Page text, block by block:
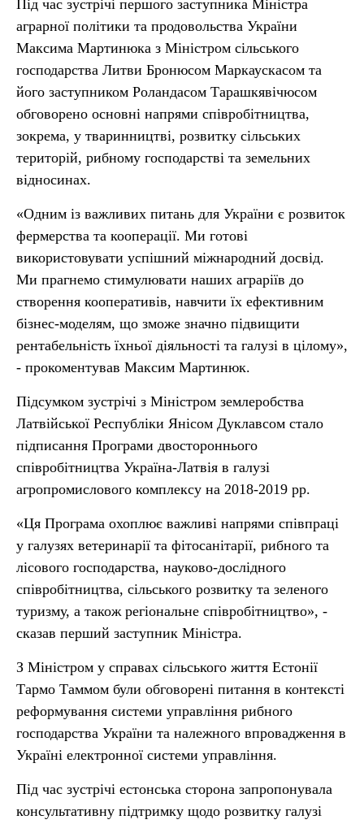
Під час зустрічі першого заступника Міністра
аграрної політики та продовольства України
Максима Мартинюка з Міністром сільського
господарства Литви Бронюсом Маркаускасом та
його заступником Роландасом Тарашкявічюсом
обговорено основні напрями співробітництва,
зокрема, у тваринництві, розвитку сільських
територій, рибному господарстві та земельних
відносинах.
«Одним із важливих питань для України є розвиток
фермерства та кооперації. Ми готові
використовувати успішний міжнародний досвід.
Ми прагнемо стимулювати наших аграріїв до
створення кооперативів, навчити їх ефективним
бізнес-моделям, що зможе значно підвищити
рентабельність їхньої діяльності та галузі в цілому»,
- прокоментував Максим Мартинюк.
Підсумком зустрічі з Міністром землеробства
Латвійської Республіки Янісом Дуклавсом стало
підписання Програми двостороннього
співробітництва Україна-Латвія в галузі
агропромислового комплексу на 2018-2019 рр.
«Ця Програма охоплює важливі напрями співпраці
у галузях ветеринарії та фітосанітарії, рибного та
лісового господарства, науково-дослідного
співробітництва, сільського розвитку та зеленого
туризму, а також регіональне співробітництво», -
сказав перший заступник Міністра.
З Міністром у справах сільського життя Естонії
Тармо Таммом були обговорені питання в контексті
реформування системи управління рибного
господарства України та належного впровадження в
Україні електронної системи управління.
Під час зустрічі естонська сторона запропонувала
консультативну підтримку щодо розвитку галузі